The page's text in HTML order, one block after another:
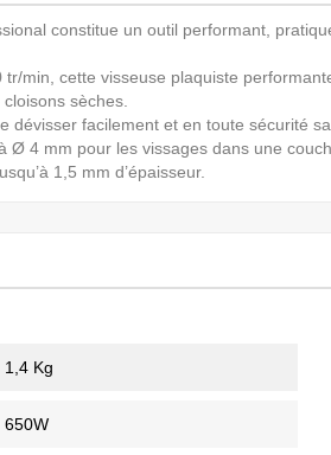
constitue un outil performant,
tr/min, cette visseuse plaquiste
sèches.
dévisser facilement et en toute sécurité
Ø 4 mm pour les vissages dans une
1,5 mm d’épaisseur.
1,4 Kg
650W